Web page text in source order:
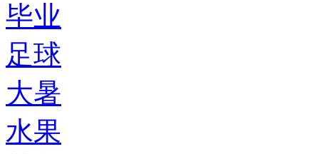
毕业
足球
大暑
水果